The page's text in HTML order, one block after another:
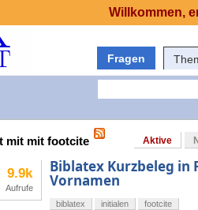
Fragen
mit mit footcite Aktive
9.9k
Aufrufe
Biblatex Kurzbeleg in
Vornamen
biblatex initialen footcite
Willkommen,